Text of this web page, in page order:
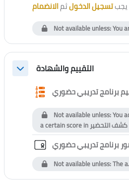
يجبتسجيل الدخولثمالانضمام
Not available unless: You
Collapseالتقييم والشهادة
برنامج تدريبي حضوري
Not available unless: You
a certain score inكشف التحضير
برنامج تدريبي حضوري
Not available unless: The activity